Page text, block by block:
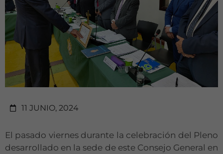
11 JUNIO, 2024
El pasado viernes durante la celebración del Pleno
desarrollado en la sede de este Consejo General en